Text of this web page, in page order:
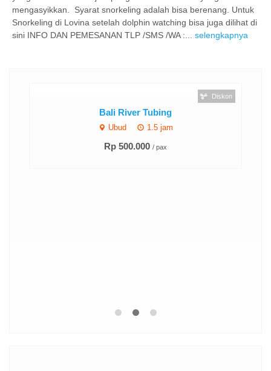
mengasyikkan. Syarat snorkeling adalah bisa berenang. Untuk
Snorkeling di Lovina setelah dolphin watching bisa juga dilihat di
sini INFO DAN PEMESANAN TLP /SMS /WA :... selengkapnya
Bali River Tubing
Ubud 1.5 jam
Rp 500.000 / pax
Diskon